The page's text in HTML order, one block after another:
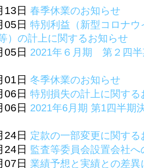
13日 春季休業のお知らせ
05日 特別利益（新型コロナ
）の計上に関するお知らせ
05日 2021年６月期 第２四半
01日 冬季休業のお知らせ
06日 特別損失の計上に関する
06日 2021年6月期 第1四半期
24日 定款の一部変更に関する
24日 監査等委員会設置会社
07日 業績予想と実績との差